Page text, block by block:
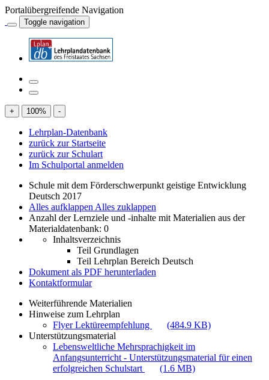
Portalübergreifende Navigation
Toggle navigation
+ 100% -
Lehrplan-Datenbank
zurück zur Startseite
zurück zur Schulart
Im Schulportal anmelden
Schule mit dem Förderschwerpunkt geistige Entwicklung
Deutsch 2017
Alles aufklappen Alles zuklappen
Anzahl der Lernziele und -inhalte mit Materialien aus der
Materialdatenbank: 0
Inhaltsverzeichnis
Teil Grundlagen
Teil Lehrplan Bereich Deutsch
Dokument als PDF herunterladen
Kontaktformular
Weiterführende Materialien
Hinweise zum Lehrplan
Flyer Lektüreempfehlung
(484.9 KB)
Unterstützungsmaterial
Lebensweltliche Mehrsprachigkeit im
Anfangsunterricht - Unterstützungsmaterial für einen
erfolgreichen Schulstart
(1.6 MB)